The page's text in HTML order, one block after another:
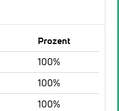
Prozent
100%
100%
100%